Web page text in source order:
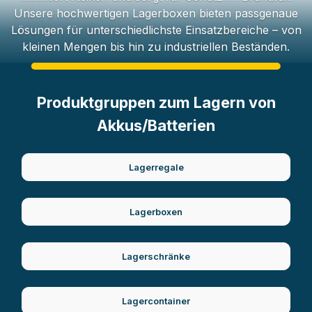
Unsere hochwertigen Lagerboxen bieten passgenaue
Lösungen für unterschiedlichste Einsatzbereiche – von
kleinen Mengen bis hin zu industriellen Beständen.
Produktgruppen zum Lagern von
Akkus/Batterien
Lagerregale
Lagerboxen
Lagerschränke
Lagercontainer